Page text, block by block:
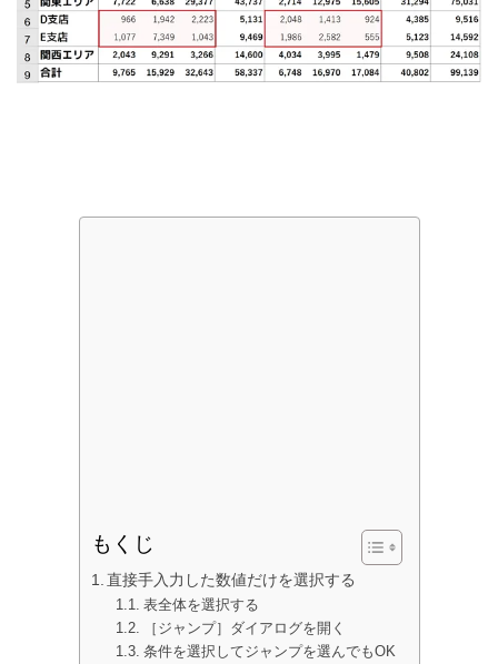
もくじ
直接手入力した数値だけを選択する
表全体を選択する
［ジャンプ］ダイアログを開く
条件を選択してジャンプを選んでもOK